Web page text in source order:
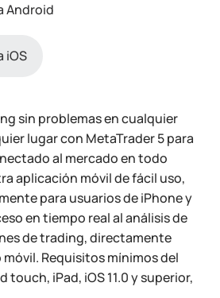
Android
iOS
sin problemas en cualquier
lugar con MetaTrader 5 para
al mercado en todo
aplicación móvil de fácil uso,
para usuarios de iPhone y
en tiempo real al análisis de
de trading, directamente
Requisitos mínimos del
touch, iPad, iOS 11.0 y superior,